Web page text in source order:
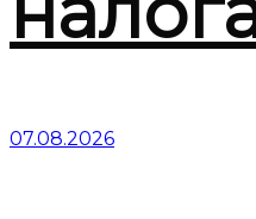
07.08.2026